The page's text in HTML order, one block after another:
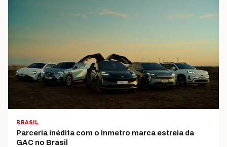
BRASIL
Parceria inédita com o Inmetro marca estreia da
GAC no Brasil